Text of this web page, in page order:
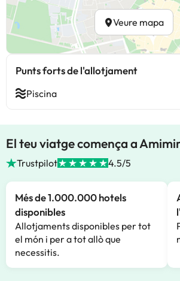
Veure mapa
Punts forts de l'allotjament
Piscina
El teu viatge comença a
Trustpilot 4.5/5
Més de 1.000.000 hotels
disponibles
Allotjaments disponibles per tot
el món i per a tot allò que
necessitis.